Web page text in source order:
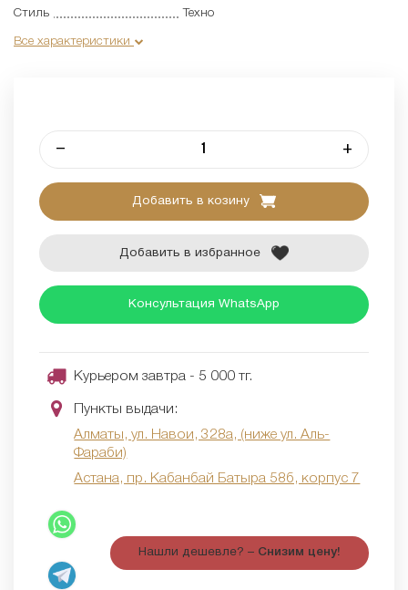
Стиль
Техно
Все характеристики
– +
Добавить в козину
Добавить в избранное
Консультация WhatsApp
Курьером завтра - 5 000 тг.
Пункты выдачи:
Алматы, ул. Навои, 328а, (ниже ул. Аль-
Фараби)
Астана, пр. Кабанбай Батыра 58б, корпус 7
Нашли дешевле? – Снизим цену!